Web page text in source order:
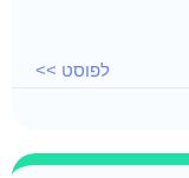
לפוסט >>